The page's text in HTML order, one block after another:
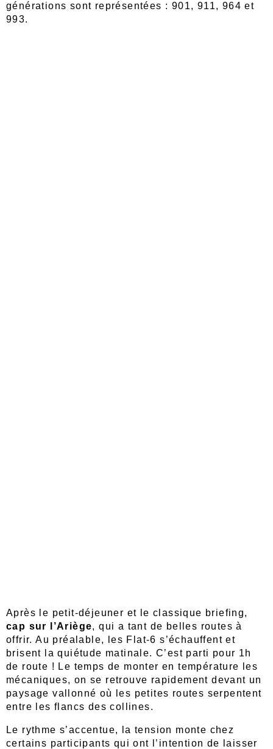
générations sont représentées : 901, 911, 964 et
993.
Après le petit-déjeuner et le classique briefing,
cap sur l’Ariège, qui a tant de belles routes à
offrir. Au préalable, les Flat-6 s’échauffent et
brisent la quiétude matinale. C’est parti pour 1h
de route ! Le temps de monter en température les
mécaniques, on se retrouve rapidement devant un
paysage vallonné où les petites routes serpentent
entre les flancs des collines.
Le rythme s’accentue, la tension monte chez
certains participants qui ont l’intention de laisser